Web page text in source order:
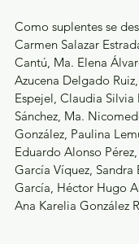
Como suplentes se
Carmen Salazar
Cantú, Ma. Elena
Azucena Delgado
Espejel, Claudia
Sánchez, Ma.
González, Paulina
Eduardo Alonso
García Víquez, Sandra
García, Héctor Hugo
Ana Karelia González